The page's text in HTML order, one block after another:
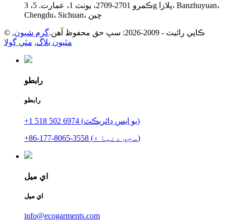
ڪمرو 2701-2709، يونٽ 1، عمارت. 5، 3g پلازا، Banzhuyuan،
Chengdu، Sichuan، چين
© ڪاپي رائيٽ - 2009-2026: سڀ حق محفوظ آهن. گرم شيون,
مٿيون بلاگ, مٿي ڳولا
رابطو
رابطو
+1 518 502 6974 (يو ايس ڊائريڪٽ)
+86-177-8065-3558 (سڄي دنيا ۾)
اي ميل
اي ميل
info@ecogarments.com